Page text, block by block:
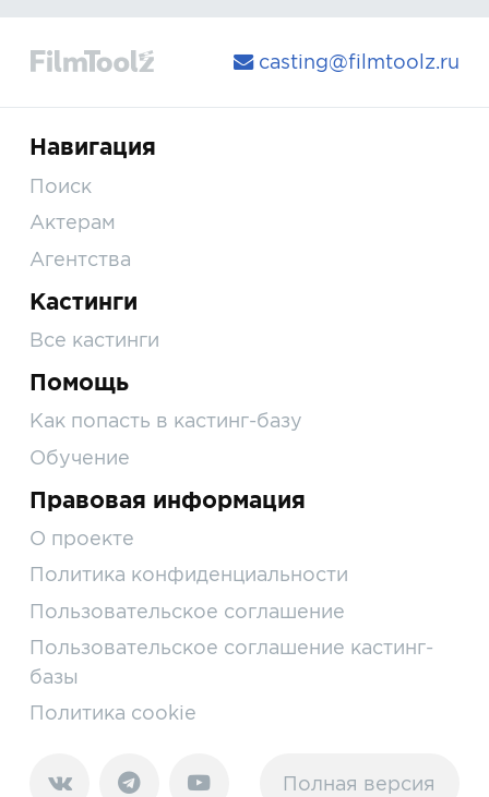
casting@filmtoolz.ru
Навигация
Поиск
Актерам
Агентства
Кастинги
Все кастинги
Помощь
Как попасть в кастинг-базу
Обучение
Правовая информация
О проекте
Политика конфиденциальности
Пользовательское соглашение
Пользовательское соглашение кастинг-
базы
Политика cookie
Полная версия